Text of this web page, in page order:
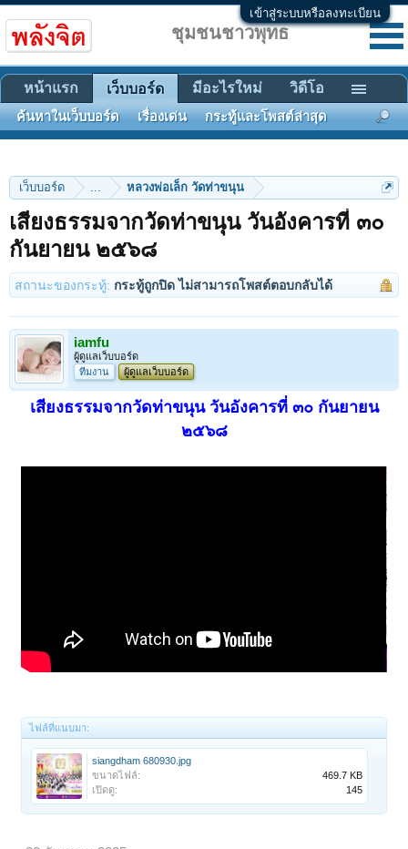
เข้าสู่ระบบหรือลงทะเบียน
เว็บบอร์ด ... หลวงพ่อเล็ก วัดท่าขนุน
เสียงธรรมจากวัดท่าขนุน วันอังคารที่ ๓๐
กันยายน ๒๕๖๘
สถานะของกระทู้: กระทู้ถูกปิด ไม่สามารถโพสต์ตอบกลับได้
iamfu
ผู้ดูแลเว็บบอร์ด
ทีมงาน
ผู้ดูแลเว็บบอร์ด
เสียงธรรมจากวัดท่าขนุน วันอังคารที่ ๓๐ กันยายน
๒๕๖๘
ไฟล์ที่แนบมา:
siangdham 680930.jpg
ขนาดไฟล์:
469.7 KB
เปิดดู:
145
ชุมชนชาวพุทธ
หน้าแรก เว็บบอร์ด
ค้นหาในเว็บบอร์ด เรื่องเด่น กระทู้และโพสต์ล่าสุด
มีอะไรใหม่ วิดีโอ